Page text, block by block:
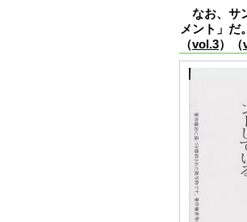
なお、サ
メント」
（vol.3）（